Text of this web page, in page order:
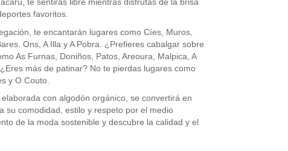
favoritos.
te encantarán lugares como Cíes, Muros,
Ons, A Illa y A Pobra. ¿Prefieres cabalgar sobre
As Furnas, Doniños, Patos, Areoura, Malpica, A
más de patinar? No te pierdas lugares como
y O Couto.
con algodón orgánico, se convertirá en
su comodidad, estilo y respeto por el medio
de la moda sostenible y descubre la calidad y el